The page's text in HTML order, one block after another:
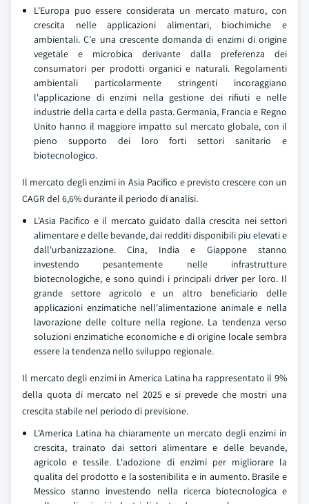
L'Europa puo essere considerata un mercato maturo, con
crescita nelle applicazioni alimentari, biochimiche e
ambientali. C'e una crescente domanda di enzimi di origine
vegetale e microbica derivante dalla preferenza dei
consumatori per prodotti organici e naturali. Regolamenti
ambientali particolarmente stringenti incoraggiano
l'applicazione di enzimi nella gestione dei rifiuti e nelle
industrie della carta e della pasta. Germania, Francia e Regno
Unito hanno il maggiore impatto sul mercato globale, con il
pieno supporto dei loro forti settori sanitario e
biotecnologico.
Il mercato degli enzimi in Asia Pacifico e previsto crescere con un
CAGR del 6,6% durante il periodo di analisi.
L'Asia Pacifico e il mercato guidato dalla crescita nei settori
alimentare e delle bevande, dai redditi disponibili piu elevati e
dall'urbanizzazione. Cina, India e Giappone stanno
investendo pesantemente nelle infrastrutture
biotecnologiche, e sono quindi i principali driver per loro. Il
grande settore agricolo e un altro beneficiario delle
applicazioni enzimatiche nell'alimentazione animale e nella
lavorazione delle colture nella regione. La tendenza verso
soluzioni enzimatiche economiche e di origine locale sembra
essere la tendenza nello sviluppo regionale.
Il mercato degli enzimi in America Latina ha rappresentato il 9%
della quota di mercato nel 2025 e si prevede che mostri una
crescita stabile nel periodo di previsione.
L'America Latina ha chiaramente un mercato degli enzimi in
crescita, trainato dai settori alimentare e delle bevande,
agricolo e tessile. L'adozione di enzimi per migliorare la
qualita del prodotto e la sostenibilita e in aumento. Brasile e
Messico stanno investendo nella ricerca biotecnologica e